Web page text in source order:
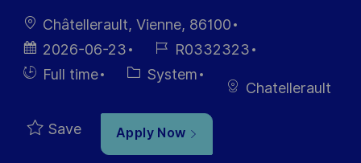
LocationChâtellerault, Vienne, 86100
Posted
Date
2026-06-23
Job
Id
R0332323
HiringFull time Category
System
Chatellerault
Save Apply Now